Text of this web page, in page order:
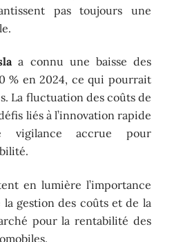
pas toujours une
a connu une baisse des
% en 2024, ce qui pourrait
La fluctuation des coûts de
liés à l’innovation rapide
vigilance accrue pour
en lumière l’importance
gestion des coûts et de la
pour la rentabilité des